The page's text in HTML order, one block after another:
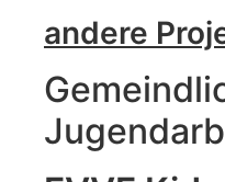
andere